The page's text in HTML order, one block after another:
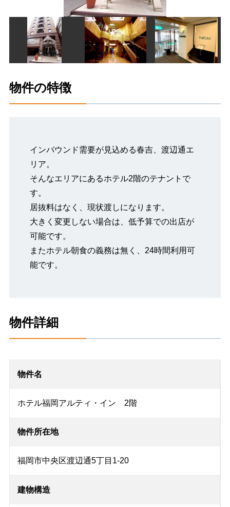
物件の特徴
インバウンド需要が見込める春吉、渡辺通エ
リア。
そんなエリアにあるホテル2階のテナントで
す。
居抜料はなく、現状渡しになります。
大きく変更しない場合は、低予算での出店が
可能です。
またホテル朝食の義務は無く、24時間利用可
能です。
物件詳細
物件名
ホテル福岡アルティ・イン 2階
物件所在地
福岡市中央区渡辺通5丁目1-20
建物構造